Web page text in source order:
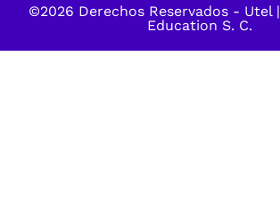
©2026 Derechos Reservados - Utel|
Education S. C.